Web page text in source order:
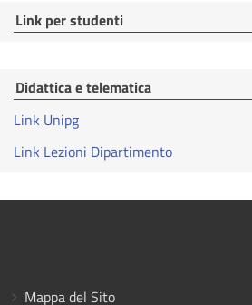
Mostra
voci
Link per studenti
Didattica e telematica
Link Unipg
Link Lezioni Dipartimento
Mappa del Sito